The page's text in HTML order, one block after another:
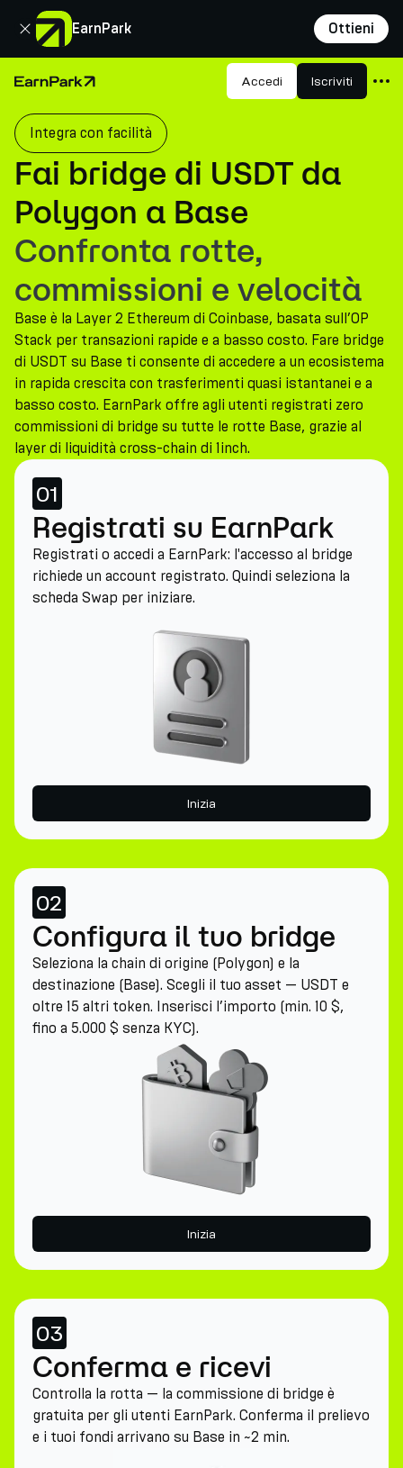
EarnPark Ottieni
Chiudi
Pagina principale Accedi Iscriviti
Prodotti
Mercati
Calcolatori
PARK Token
Risorse
Azienda
Integra con facilità
Fai bridge di USDT da
Polygon a Base
Confronta rotte,
commissioni e velocità
Base è la Layer 2 Ethereum di Coinbase, basata sull’OP
Stack per transazioni rapide e a basso costo. Fare bridge
di USDT su Base ti consente di accedere a un ecosistema
in rapida crescita con trasferimenti quasi istantanei e a
basso costo. EarnPark offre agli utenti registrati zero
commissioni di bridge su tutte le rotte Base, grazie al
layer di liquidità cross-chain di 1inch.
01
Registrati su EarnPark
Registrati o accedi a EarnPark: l'accesso al bridge
richiede un account registrato. Quindi seleziona la
scheda Swap per iniziare.
Inizia
02
Configura il tuo bridge
Seleziona la chain di origine (Polygon) e la
destinazione (Base). Scegli il tuo asset — USDT e
oltre 15 altri token. Inserisci l’importo (min. 10 $,
fino a 5.000 $ senza KYC).
Inizia
03
Conferma e ricevi
Controlla la rotta — la commissione di bridge è
gratuita per gli utenti EarnPark. Conferma il prelievo
e i tuoi fondi arrivano su Base in ~2 min.